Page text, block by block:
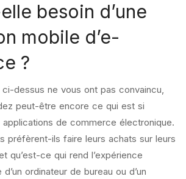
besoin d’une
mobile d’e-
?
dessus ne vous ont pas convaincu,
peut-être encore ce qui est si
de commerce électronique.
préfèrent-ils faire leurs achats sur leurs
qu’est-ce qui rend l’expérience
ordinateur de bureau ou d’un